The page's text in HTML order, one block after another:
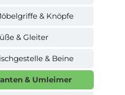
& Knöpfe
& Gleiter
& Beine
& Umleimer